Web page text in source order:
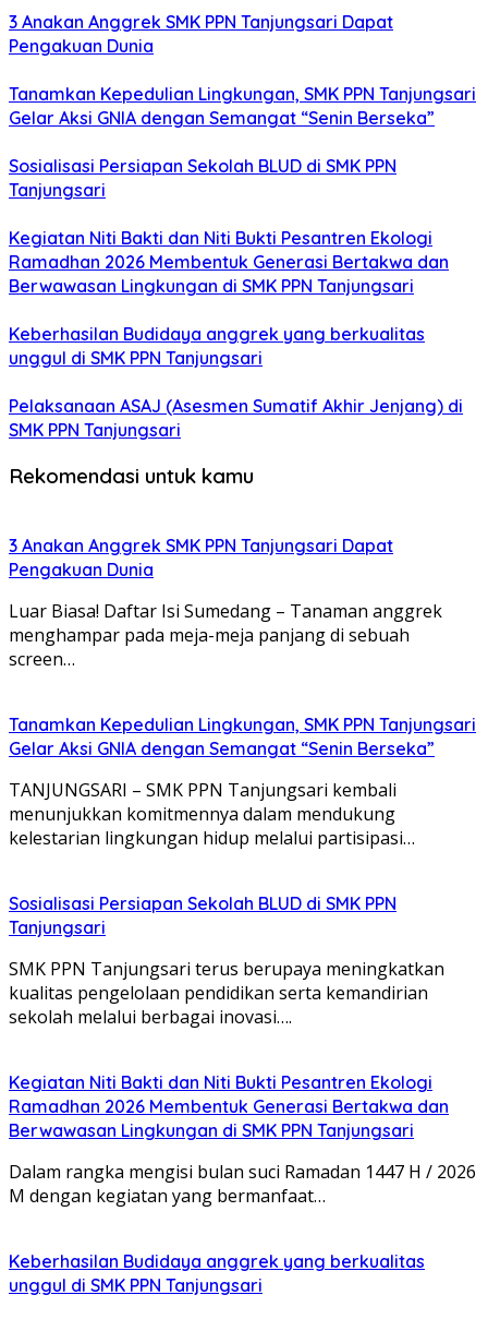
3 Anakan Anggrek SMK PPN Tanjungsari Dapat
Pengakuan Dunia
Tanamkan Kepedulian Lingkungan, SMK PPN Tanjungsari
Gelar Aksi GNIA dengan Semangat “Senin Berseka”
Sosialisasi Persiapan Sekolah BLUD di SMK PPN
Tanjungsari
Kegiatan Niti Bakti dan Niti Bukti Pesantren Ekologi
Ramadhan 2026 Membentuk Generasi Bertakwa dan
Berwawasan Lingkungan di SMK PPN Tanjungsari
Keberhasilan Budidaya anggrek yang berkualitas
unggul di SMK PPN Tanjungsari
Pelaksanaan ASAJ (Asesmen Sumatif Akhir Jenjang) di
SMK PPN Tanjungsari
Rekomendasi untuk kamu
3 Anakan Anggrek SMK PPN Tanjungsari Dapat
Pengakuan Dunia
Luar Biasa! Daftar Isi Sumedang – Tanaman anggrek
menghampar pada meja-meja panjang di sebuah
screen…
Tanamkan Kepedulian Lingkungan, SMK PPN Tanjungsari
Gelar Aksi GNIA dengan Semangat “Senin Berseka”
TANJUNGSARI – SMK PPN Tanjungsari kembali
menunjukkan komitmennya dalam mendukung
kelestarian lingkungan hidup melalui partisipasi…
Sosialisasi Persiapan Sekolah BLUD di SMK PPN
Tanjungsari
SMK PPN Tanjungsari terus berupaya meningkatkan
kualitas pengelolaan pendidikan serta kemandirian
sekolah melalui berbagai inovasi….
Kegiatan Niti Bakti dan Niti Bukti Pesantren Ekologi
Ramadhan 2026 Membentuk Generasi Bertakwa dan
Berwawasan Lingkungan di SMK PPN Tanjungsari
Dalam rangka mengisi bulan suci Ramadan 1447 H / 2026
M dengan kegiatan yang bermanfaat…
Keberhasilan Budidaya anggrek yang berkualitas
unggul di SMK PPN Tanjungsari